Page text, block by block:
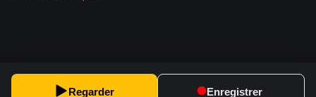
Regarder Enregistrer
2.228.1